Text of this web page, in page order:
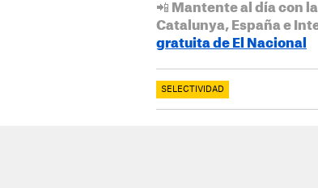
📲 Mantente al día con
Catalunya, España e
gratuita de El Nacional
SELECTIVIDAD